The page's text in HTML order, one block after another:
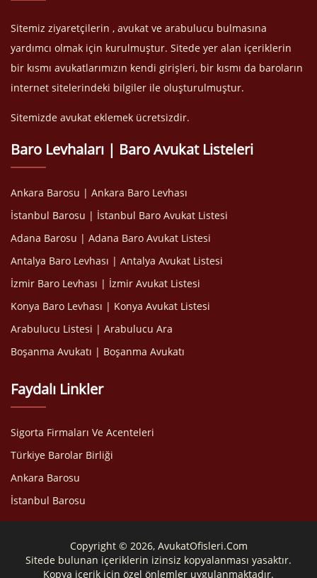
Sitemiz ziyaretçilerin , avukat ve arabulucu bulmasına
yardımcı olmak için kurulmuştur. Sitede yer alan içeriklerin
bir kısmı avukatlarımızın kendi girişleri, bir kısmı da baroların
internet sitelerindeki bilgiler ile oluşturulmuştur.
Sitemizde avukat eklemek ücretsizdir.
Baro Levhaları | Baro Avukat Listeleri
Ankara Barosu | Ankara Baro Levhası
İstanbul Barosu | İstanbul Baro Avukat Listesi
Adana Barosu | Adana Baro Avukat Listesi
Antalya Baro Levhası | Antalya Avukat Listesi
İzmir Baro Levhası | İzmir Avukat Listesi
Konya Baro Levhası | Konya Avukat Listesi
Arabulucu Listesi | Arabulucu Ara
Boşanma Avukatı | Boşanma Avukatı
Faydalı Linkler
Sigorta Firmaları Ve Acenteleri
Türkiye Barolar Birliği
Ankara Barosu
İstanbul Barosu
Copyright © 2026, AvukatOfisleri.Com
Sitede bulunan içeriklerin izinsiz kopyalanması yasaktır.
Kopya içerik için özel önlemler uygulanmaktadır.